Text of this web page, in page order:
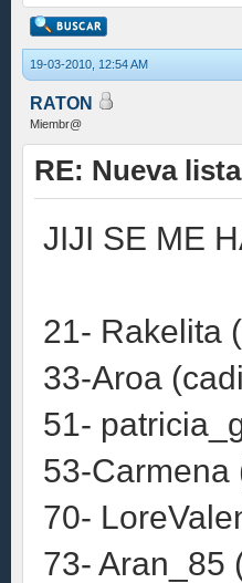
19-03-2010, 12:54 AM
RATON
Miembr@
RE: Nueva
JIJI SE ME
21- Rakelita
33-Aroa
51-
53-Carmena
70-
73- Aran_85